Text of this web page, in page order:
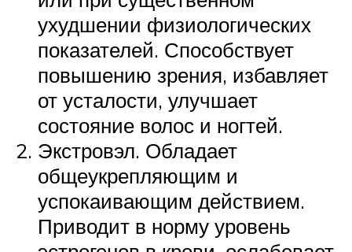
ухудшении физиологических
показателей. Способствует
повышению зрения, избавляет
от усталости, улучшает
состояние волос и ногтей.
Экстровэл. Обладает
общеукрепляющим и
успокаивающим действием.
Приводит в норму уровень